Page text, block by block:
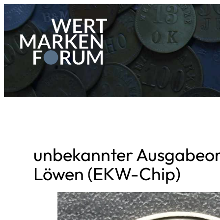
Zum
Inhalt
springen
unbekannter
Löwen (EKW-Chip)